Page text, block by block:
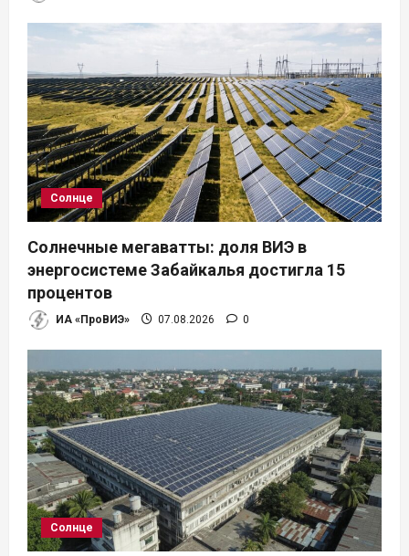
я
Солнце
Солнечные мегаватты: доля ВИЭ в
энергосистеме Забайкалья достигла 15
процентов
ИА «ПроВИЭ» 07.08.2026 0
Солнце